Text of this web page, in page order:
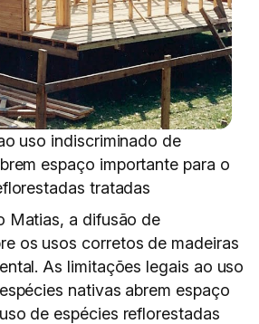
uso indiscriminado de
espaço importante para o
tratadas
Matias, a difusão de
os usos corretos de madeiras
As limitações legais ao uso
nativas abrem espaço
de espécies reflorestadas